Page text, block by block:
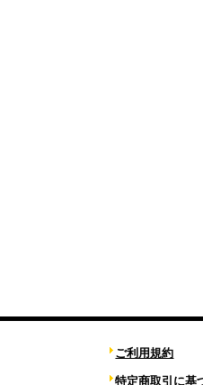
ご利用規約
特定商取引に基